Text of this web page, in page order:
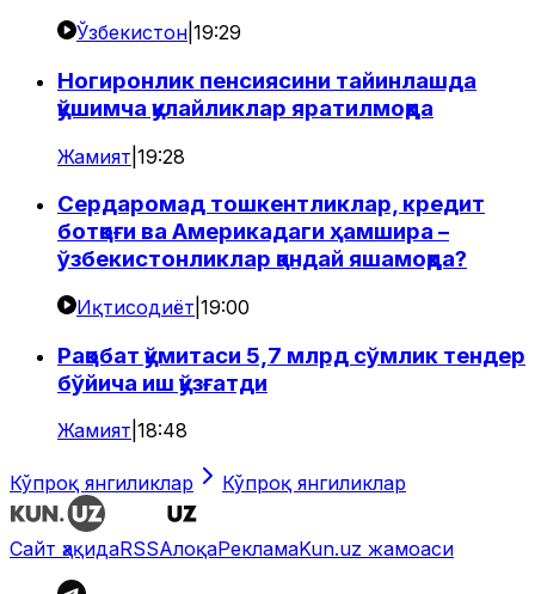
Ўзбекистон 19:29
Ногиронлик пенсиясини тайинлашда
қўшимча қулайликлар яратилмоқда
Жамият 19:28
Сердаромад тошкентликлар, кредит
ботқоғи ва Америкадаги ҳамшира –
ўзбекистонликлар қандай яшамоқда?
Иқтисодиёт 19:00
Рақобат қўмитаси 5,7 млрд сўмлик тендер
бўйича иш қўзғатди
Жамият 18:48
Кўпроқ янгиликлар Кўпроқ янгиликлар
Сайт ҳақидаRSSАлоқаРекламаKun.uz жамоаси